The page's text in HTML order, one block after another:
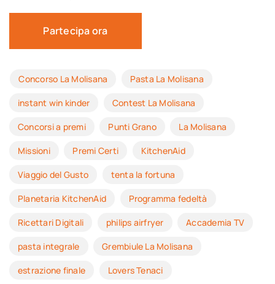
Partecipa ora
Concorso La Molisana Pasta La Molisana
instant win kinder Contest La Molisana
Concorsi a premi Punti Grano La Molisana
Missioni Premi Certi KitchenAid
Viaggio del Gusto tenta la fortuna
Planetaria KitchenAid Programma fedeltà
Ricettari Digitali philips airfryer Accademia TV
pasta integrale Grembiule La Molisana
estrazione finale Lovers Tenaci